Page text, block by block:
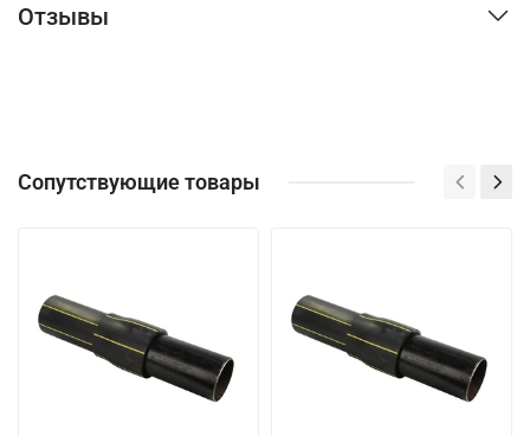
Отзывы
Сопутствующие товары